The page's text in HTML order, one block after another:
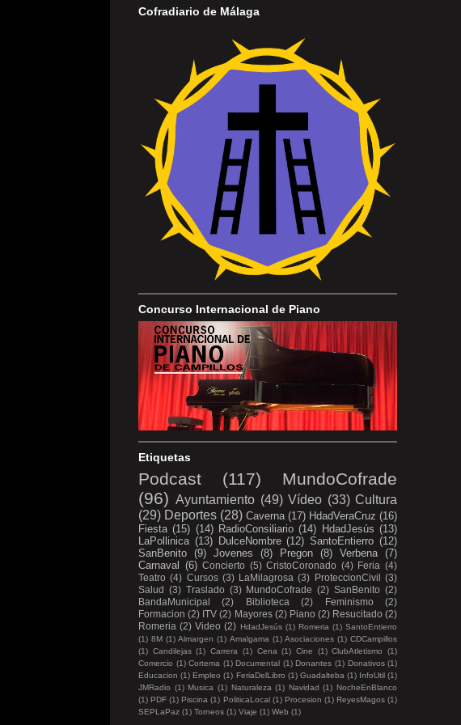
Cofradiario de Málaga
Concurso Internacional de Piano
Etiquetas
Podcast (117)
MundoCofrade
(96) Ayuntamiento (49) Vídeo (33) Cultura
(29) Deportes (28) Caverna (17) HdadVeraCruz (16)
Fiesta (15) (14) RadioConsiliario (14) HdadJesús (13)
LaPollinica (13) DulceNombre (12) SantoEntierro (12)
SanBenito (9) Jovenes (8) Pregon (8) Verbena (7)
Carnaval (6) Concierto (5) CristoCoronado (4) Feria (4)
Teatro (4) Cursos (3) LaMilagrosa (3) ProteccionCivil (3)
Salud (3) Traslado (3) MundoCofrade (2) SanBenito (2)
BandaMunicipal
(2) Biblioteca (2) Feminismo
(2)
Formacion (2) ITV (2) Mayores (2) Piano (2) Resucitado (2)
Romeria (2) Video (2) HdadJesús (1) Romeria (1) SantoEntierro
(1) 8M (1) Almargen (1) Amalgama (1) Asociaciones (1) CDCampillos
(1) Candilejas (1) Carrera (1) Cena (1) Cine (1) ClubAtletismo
(1)
Comercio (1) Cortema (1) Documental (1) Donantes (1) Donativos (1)
Educacion (1) Empleo (1) FeriaDelLibro (1) Guadalteba (1) InfoUtil (1)
JMRadio (1) Musica (1) Naturaleza (1) Navidad (1) NocheEnBlanco
(1) PDF (1) Piscina (1) PoliticaLocal (1) Procesion (1) ReyesMagos (1)
SEPLaPaz (1) Torneos (1) Viaje (1) Web (1)